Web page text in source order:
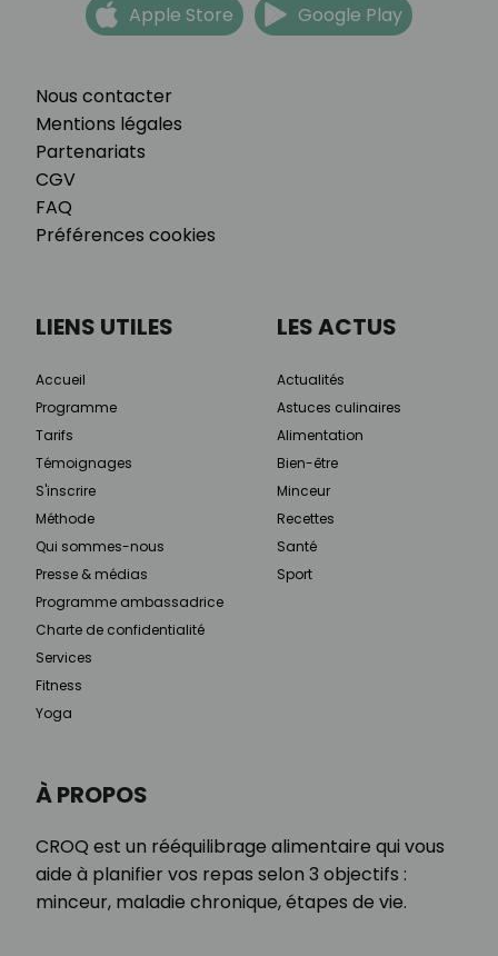
Nous contacter
Mentions légales
Partenariats
CGV
FAQ
Préférences cookies
Apple Store Google Play
À PROPOS
CROQ est un rééquilibrage alimentaire qui vous
aide à planifier vos repas selon 3 objectifs :
minceur, maladie chronique, étapes de vie.
LIENS UTILES
Accueil
Programme
Tarifs
Témoignages
S'inscrire
Méthode
Qui sommes-nous
Presse & médias
Programme ambassadrice
Charte de confidentialité
Services
Fitness
Yoga
LES ACTUS
Actualités
Astuces culinaires
Alimentation
Bien-être
Minceur
Recettes
Santé
Sport